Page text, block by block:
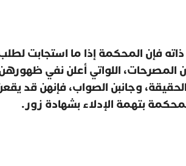
فإن المحكمة إذا ما استجابت لطلب
أن المصرحات، اللواتي أعلن نفي
وجانبن الصواب، فإنهن قد
بتهمة الإدلاء بشهادة زور.